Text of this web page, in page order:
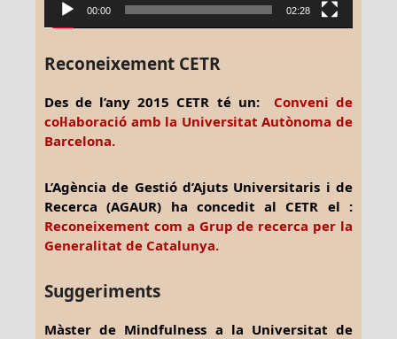
00:00 02:28
Reconeixement CETR
Des de l’any 2015 CETR té un: Conveni de
col·laboració amb la Universitat Autònoma de
Barcelona.
L’Agència de Gestió d’Ajuts Universitaris i de
Recerca (AGAUR) ha concedit al CETR el :
Reconeixement com a Grup de recerca per la
Generalitat de Catalunya.
Suggeriments
Màster de Mindfulness a la Universitat de